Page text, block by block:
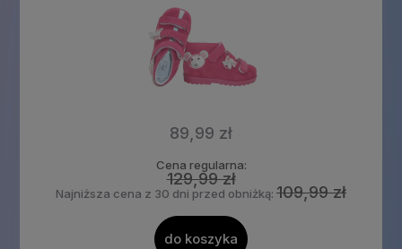
89,99 zł
Cena regularna:
129,99 zł
Najniższa cena z 30 dni przed obniżką: 109,99 zł
do koszyka